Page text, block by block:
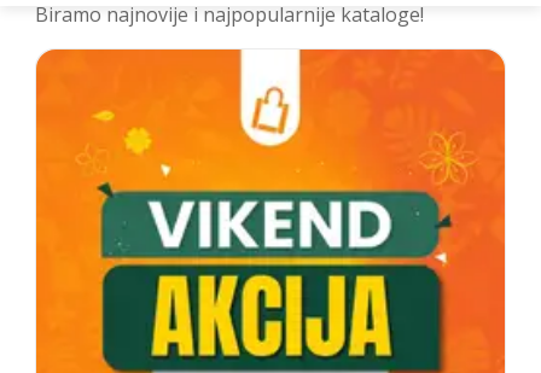
Biramo najnovije i najpopularnije kataloge!